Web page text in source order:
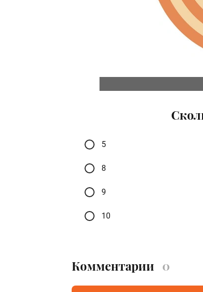
5
8
9
10
Комментарии 0